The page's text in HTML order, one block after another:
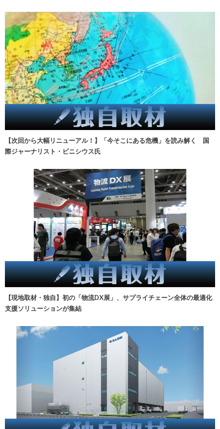
【次回から大幅リニューアル！】「今そこにある危機」を読み解く 国
際ジャーナリスト・ビニシウス氏
【現地取材・独自】初の「物流DX展」、サプライチェーン全体の最適化
支援ソリューションが集結